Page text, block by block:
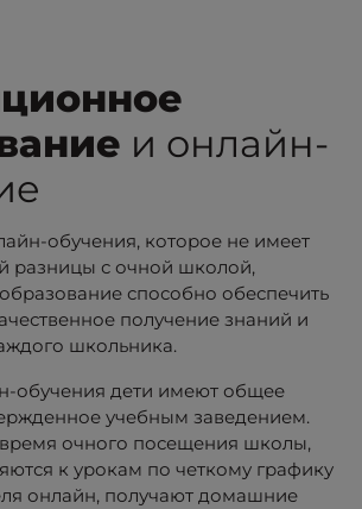
и онлайн-
обучения, которое не имеет
разницы с очной школой,
способно обеспечить
получение знаний и
школьника.
обучения дети имеют общее
учебным заведением.
очного посещения школы,
к урокам по четкому графику
онлайн, получают домашние